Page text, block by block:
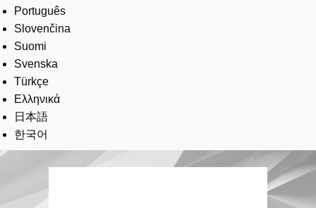
Português
Slovenčina
Suomi
Svenska
Türkçe
Ελληνικά
日本語
한국어